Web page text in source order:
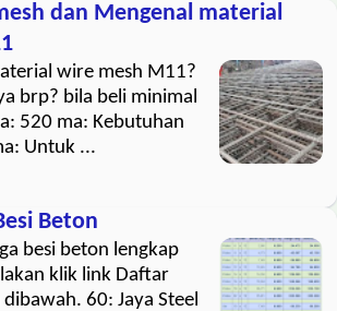
dan Mengenal material
wire mesh M11?
brp? bila beli minimal
520 ma: Kebutuhan
Untuk ...
Beton
besi beton lengkap
klik link Daftar
60: Jaya Steel